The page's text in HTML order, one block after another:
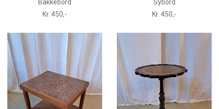
Bakkebord
Kr. 450,-
Sybord
Kr. 450,-